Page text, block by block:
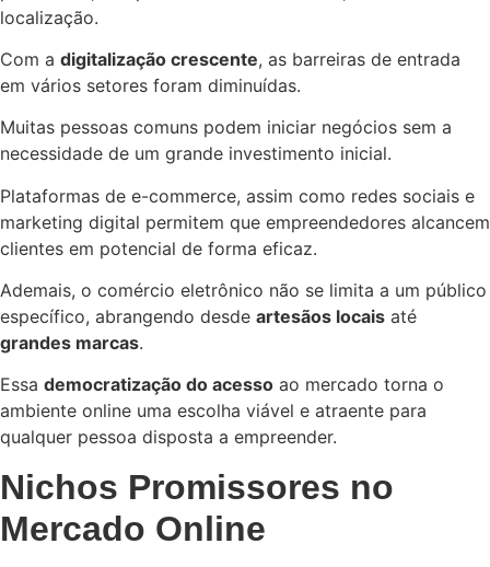
localização.
Com a digitalização crescente, as barreiras de entrada
em vários setores foram diminuídas.
Muitas pessoas comuns podem iniciar negócios sem a
necessidade de um grande investimento inicial.
Plataformas de e-commerce, assim como redes sociais e
marketing digital permitem que empreendedores alcancem
clientes em potencial de forma eficaz.
Ademais, o comércio eletrônico não se limita a um público
específico, abrangendo desde artesãos locais até
grandes marcas.
Essa democratização do acesso ao mercado torna o
ambiente online uma escolha viável e atraente para
qualquer pessoa disposta a empreender.
Nichos Promissores no
Mercado Online